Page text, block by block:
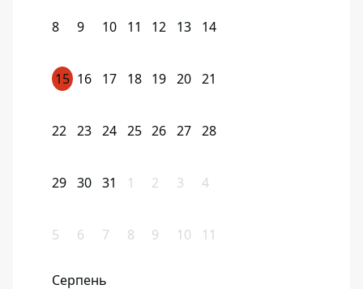
8 9 10 11 12 13 14
15 16 17 18 19 20 21
22 23 24 25 26 27 28
29 30 31 1 2 3 4
5 6 7 8 9 10 11
Серпень